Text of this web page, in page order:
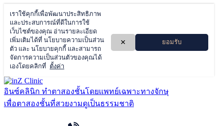
Skip
to
content
อินซ์คลินิก ทำตาสองชั้นโดยแพทย์เฉพาะทางจักษุ
เพื่อตาสองชั้นที่สวยงามดูเป็นธรรมชาติ